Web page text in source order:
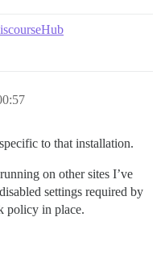
to that installation.
on other sites I’ve
settings required by
policy in place.